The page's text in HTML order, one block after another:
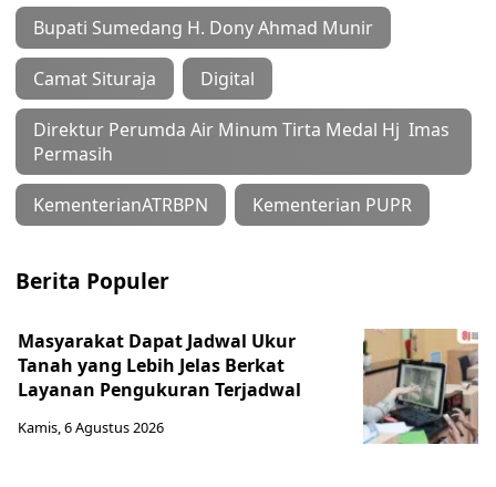
Bupati Sumedang H. Dony Ahmad Munir
Camat Situraja Digital
Direktur Perumda Air Minum Tirta Medal Hj Imas
Permasih
KementerianATRBPN Kementerian PUPR
Berita Populer
Masyarakat Dapat Jadwal Ukur
Tanah yang Lebih Jelas Berkat
Layanan Pengukuran Terjadwal
Kamis, 6 Agustus 2026